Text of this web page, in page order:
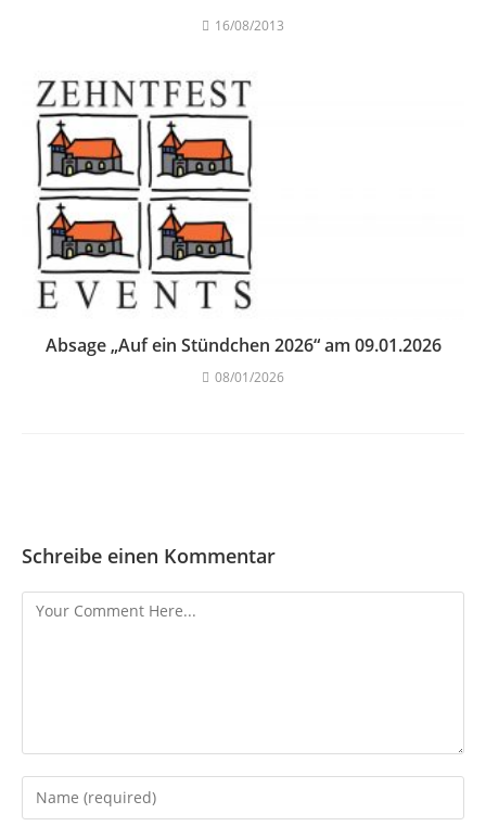
16/08/2013
Absage „Auf ein Stündchen 2026“ am 09.01.2026
08/01/2026
Schreibe einen Kommentar